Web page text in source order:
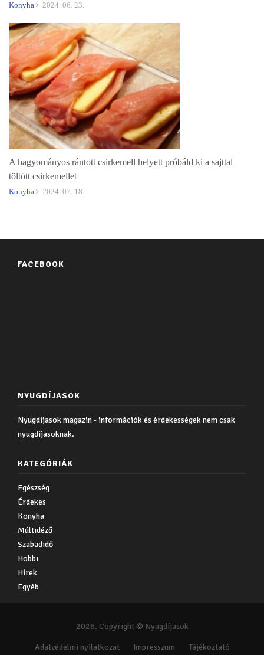
Konyha 2024. 06. 23.
A hagyományos rántott csirkemell helyett próbáld ki a sajttal
töltött csirkemellet
Konyha 2024. 07. 18.
FACEBOOK
NYUGDÍJASOK
Nyugdíjasok magazin - információk és érdekességek nem csak
nyugdíjasoknak.
KATEGÓRIÁK
Egészség
Érdekes
Konyha
Múltidéző
Szabadidő
Hobbi
Hírek
Egyéb
2026. Copyright © Nyugdíjasok
Adatvédelmi nyilatkozat Impresszum
Tájékoztató